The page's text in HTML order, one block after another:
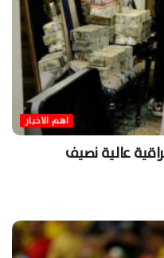
اهم الاخبار
عالية نصيف